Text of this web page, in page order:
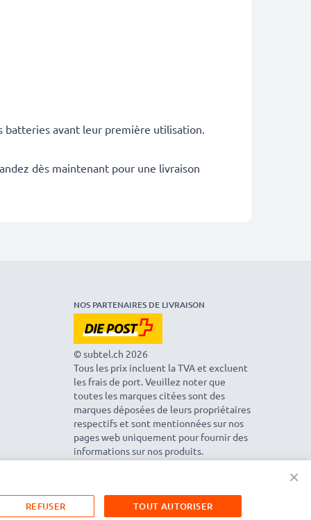
batteries avant leur première utilisation.
dès maintenant pour une livraison
NOS PARTENAIRES DE LIVRAISON
© subtel.ch 2026
Tous les prix incluent la TVA et excluent
les frais de port. Veuillez noter que
toutes les marques citées sont des
marques déposées de leurs propriétaires
respectifs et sont mentionnées sur nos
pages web uniquement pour fournir des
informations sur nos produits.
×
TOUT AUTORISER
REFUSER